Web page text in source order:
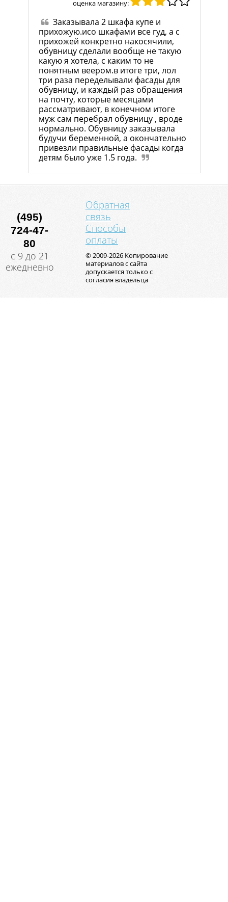
оценка магазину:
Заказывала 2 шкафа купе и
прихожую.исо шкафами все гуд, а с
прихожей конкретно накосячили,
обувницу сделали вообще не такую
какую я хотела, с каким то не
понятным веером.в итоге три, лол
три раза переделывали фасады для
обувницу, и каждый раз обращения
на почту, которые месяцами
рассматривают, в конечном итоге
муж сам перебрал обувницу , вроде
нормально. Обувницу заказывала
будучи беременной, а окончательно
привезли правильные фасады когда
детям было уже 1.5 года.
(495)
724-47-
80
с 9 до 21
ежедневно
Обратная
связь
Способы
оплаты
© 2009-2026 Копирование
материалов с сайта
допускается только с
согласия владельца